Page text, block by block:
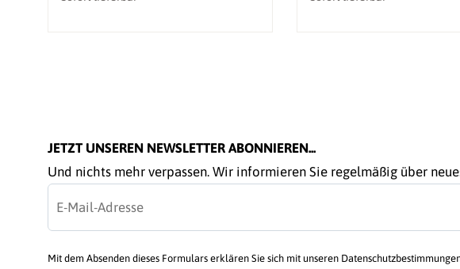
JETZT UNSEREN NEWSLETTER ABONNIEREN...
Und nichts mehr verpassen. Wir informieren Sie regelmäßig über
Mit dem Absenden dieses Formulars erklären Sie sich mit unseren